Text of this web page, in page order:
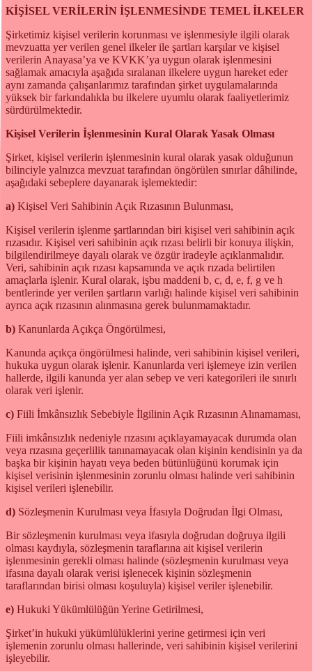
KİŞİSEL VERİLERİN İŞLENMESİNDE TEMEL İLKELER
Şirketimiz kişisel verilerin korunması ve işlenmesiyle ilgili olarak
mevzuatta yer verilen genel ilkeler ile şartları karşılar ve kişisel
verilerin Anayasa’ya ve KVKK’ya uygun olarak işlenmesini
sağlamak amacıyla aşağıda sıralanan ilkelere uygun hareket eder
aynı zamanda çalışanlarımız tarafından şirket uygulamalarında
yüksek bir farkındalıkla bu ilkelere uyumlu olarak faaliyetlerimiz
sürdürülmektedir.
Kişisel Verilerin İşlenmesinin Kural Olarak Yasak Olması
Şirket, kişisel verilerin işlenmesinin kural olarak yasak olduğunun
bilinciyle yalnızca mevzuat tarafından öngörülen sınırlar dâhilinde,
aşağıdaki sebeplere dayanarak işlemektedir:
a) Kişisel Veri Sahibinin Açık Rızasının Bulunması,
Kişisel verilerin işlenme şartlarından biri kişisel veri sahibinin açık
rızasıdır. Kişisel veri sahibinin açık rızası belirli bir konuya ilişkin,
bilgilendirilmeye dayalı olarak ve özgür iradeyle açıklanmalıdır.
Veri, sahibinin açık rızası kapsamında ve açık rızada belirtilen
amaçlarla işlenir. Kural olarak, işbu maddeni b, c, d, e, f, g ve h
bentlerinde yer verilen şartların varlığı halinde kişisel veri sahibinin
ayrıca açık rızasının alınmasına gerek bulunmamaktadır.
b) Kanunlarda Açıkça Öngörülmesi,
Kanunda açıkça öngörülmesi halinde, veri sahibinin kişisel verileri,
hukuka uygun olarak işlenir. Kanunlarda veri işlemeye izin verilen
hallerde, ilgili kanunda yer alan sebep ve veri kategorileri ile sınırlı
olarak veri işlenir.
c) Fiili İmkânsızlık Sebebiyle İlgilinin Açık Rızasının Alınamaması,
Fiili imkânsızlık nedeniyle rızasını açıklayamayacak durumda olan
veya rızasına geçerlilik tanınamayacak olan kişinin kendisinin ya da
başka bir kişinin hayatı veya beden bütünlüğünü korumak için
kişisel verisinin işlenmesinin zorunlu olması halinde veri sahibinin
kişisel verileri işlenebilir.
d) Sözleşmenin Kurulması veya İfasıyla Doğrudan İlgi Olması,
Bir sözleşmenin kurulması veya ifasıyla doğrudan doğruya ilgili
olması kaydıyla, sözleşmenin taraflarına ait kişisel verilerin
işlenmesinin gerekli olması halinde (sözleşmenin kurulması veya
ifasına dayalı olarak verisi işlenecek kişinin sözleşmenin
taraflarından birisi olması koşuluyla) kişisel veriler işlenebilir.
e) Hukuki Yükümlülüğün Yerine Getirilmesi,
Şirket’in hukuki yükümlülüklerini yerine getirmesi için veri
işlemenin zorunlu olması hallerinde, veri sahibinin kişisel verilerini
işleyebilir.